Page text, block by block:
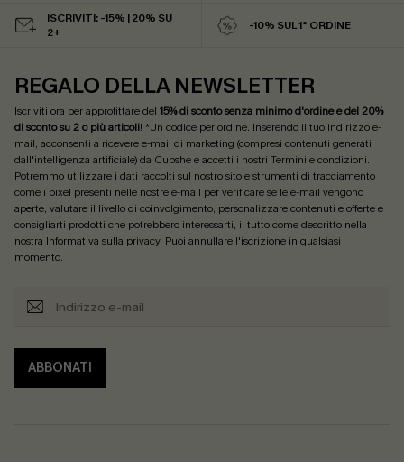
ISCRIVITI: -15% | 20% SU
2+
-10% SUL 1° ORDINE
REGALO DELLA NEWSLETTER
Iscriviti ora per approfittare del 15% di sconto senza minimo d'ordine e del 20%
di sconto su 2 o più articoli! *Un codice per ordine. Inserendo il tuo indirizzo e-
mail, acconsenti a ricevere e-mail di marketing (compresi contenuti generati
dall'intelligenza artificiale) da Cupshe e accetti i nostri Termini e condizioni.
Potremmo utilizzare i dati raccolti sul nostro sito e strumenti di tracciamento
come i pixel presenti nelle nostre e-mail per verificare se le e-mail vengono
aperte, valutare il livello di coinvolgimento, personalizzare contenuti e offerte e
consigliarti prodotti che potrebbero interessarti, il tutto come descritto nella
nostra Informativa sulla privacy. Puoi annullare l'iscrizione in qualsiasi
momento.
ABBONATI